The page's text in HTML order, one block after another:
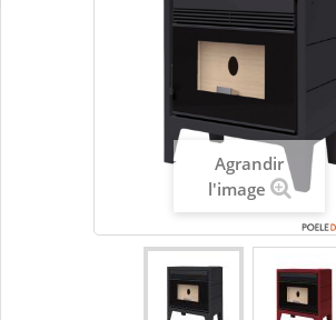
Agrandir
l'image